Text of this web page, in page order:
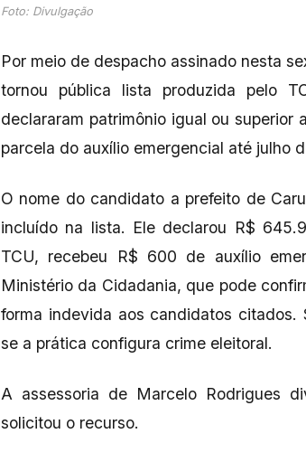
Foto: Divulgação
Por meio de despacho assinado nesta
tornou pública lista produzida pelo
declararam patrimônio igual ou
parcela do auxílio emergencial até julho
O nome do candidato a prefeito de
incluído na lista. Ele declarou R$
TCU, recebeu R$ 600 de auxílio
Ministério da Cidadania, que pode
forma indevida aos candidatos citados.
se a prática configura crime eleitoral.
A assessoria de Marcelo Rodrigues
solicitou o recurso.